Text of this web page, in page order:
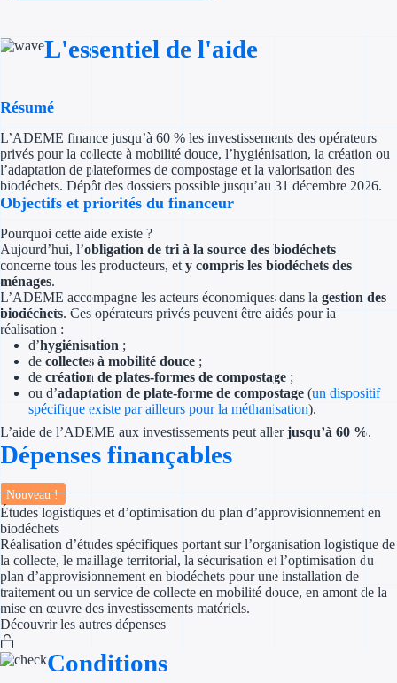
Type de financements
Subventions
Concours
Aides Fiscales et
Exonération
Aides Urssaf
Prêt
Prêt
Appel à projet
L'essentiel de l'aide
Résumé
L’ADEME finance jusqu’à 60 % les investissements des opérateurs
privés pour la collecte à mobilité douce, l’hygiénisation, la création ou
l’adaptation de plateformes de compostage et la valorisation des
biodéchets. Dépôt des dossiers possible jusqu’au 31 décembre 2026.
Objectifs et priorités du financeur
Pourquoi cette aide existe ?
Aujourd’hui, l’obligation de tri à la source des biodéchets
concerne tous les producteurs, et y compris les biodéchets des
ménages.
L’ADEME accompagne les acteurs économiques dans la gestion des
biodéchets. Ces opérateurs privés peuvent être aidés pour la
réalisation :
d’hygiénisation ;
de collectes à mobilité douce ;
de création de plates-formes de compostage ;
ou d’adaptation de plate-forme de compostage (un dispositif
spécifique existe par ailleurs pour la méthanisation).
L’aide de l’ADEME aux investissements peut allerjusqu’à 60 %.
Dépenses finançables
Nouveau !
Études logistiques et d’optimisation du plan d’approvisionnement en
biodéchets
Réalisation d’études spécifiques portant sur l’organisation logistique de
la collecte, le maillage territorial, la sécurisation et l’optimisation du
plan d’approvisionnement en biodéchets pour une installation de
traitement ou un service de collecte en mobilité douce, en amont de la
mise en œuvre des investissements matériels.
Découvrir les autres dépenses
Conditions